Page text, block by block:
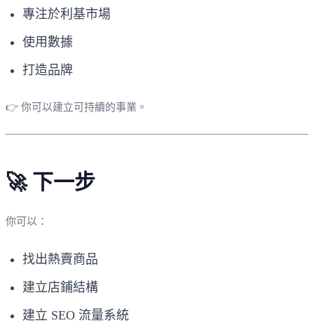
專注於利基市場
使用數據
打造品牌
👉 你可以建立可持續的事業。
🚀 下一步
你可以：
找出熱賣商品
建立店鋪結構
建立 SEO 流量系統